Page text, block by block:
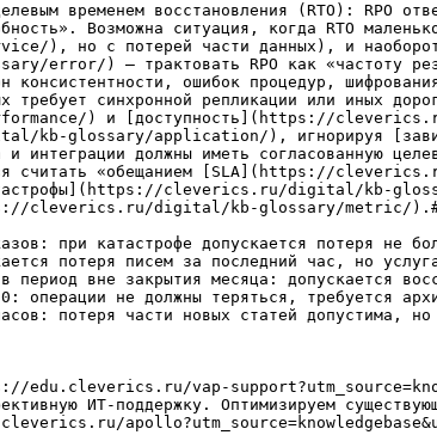
временем восстановления (RTO): RPO
Возможна ситуация, когда RTO
с потерей части данных), и наоборот
) — трактовать RPO как «частоту
консистентности, ошибок процедур,
требует синхронной репликации или иных
) и [доступность](https://
kb-glossary/application/), игнорируя
интеграции должны иметь согласованную
считать «обещанием [SLA](https://
катастрофы](https://cleverics.ru/digital/
cleverics.ru/digital/kb-glossary/metric/
при катастрофе допускается потеря не
потеря писем за последний час, но
вне закрытия месяца: допускается
не должны теряться, требуется
потеря части новых статей допустима, но
vap-
ИТ-поддержку. Оптимизируем